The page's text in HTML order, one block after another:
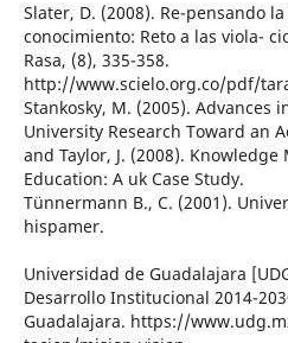
Slater, D. (2008). Re-pensando
conocimiento: Reto a las viola-
Rasa, (8), 335-358.
http://www.scielo.org.co/pdf/
Stankosky, M. (2005). Advances
University Research Toward an
and Taylor, J. (2008).
Education: A uk Case Study.
Tünnermann B., C. (2001).
hispamer.
Universidad de Guadalajara
Desarrollo Institucional 2014-
Guadalajara. https://